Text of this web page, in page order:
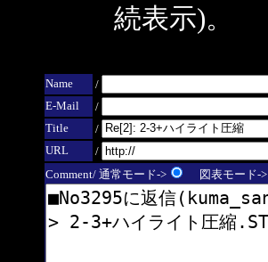
続表示)。
Name
/
E-Mail
/
Title
/
URL
/
Comment/ 通常モード->
図表モード->